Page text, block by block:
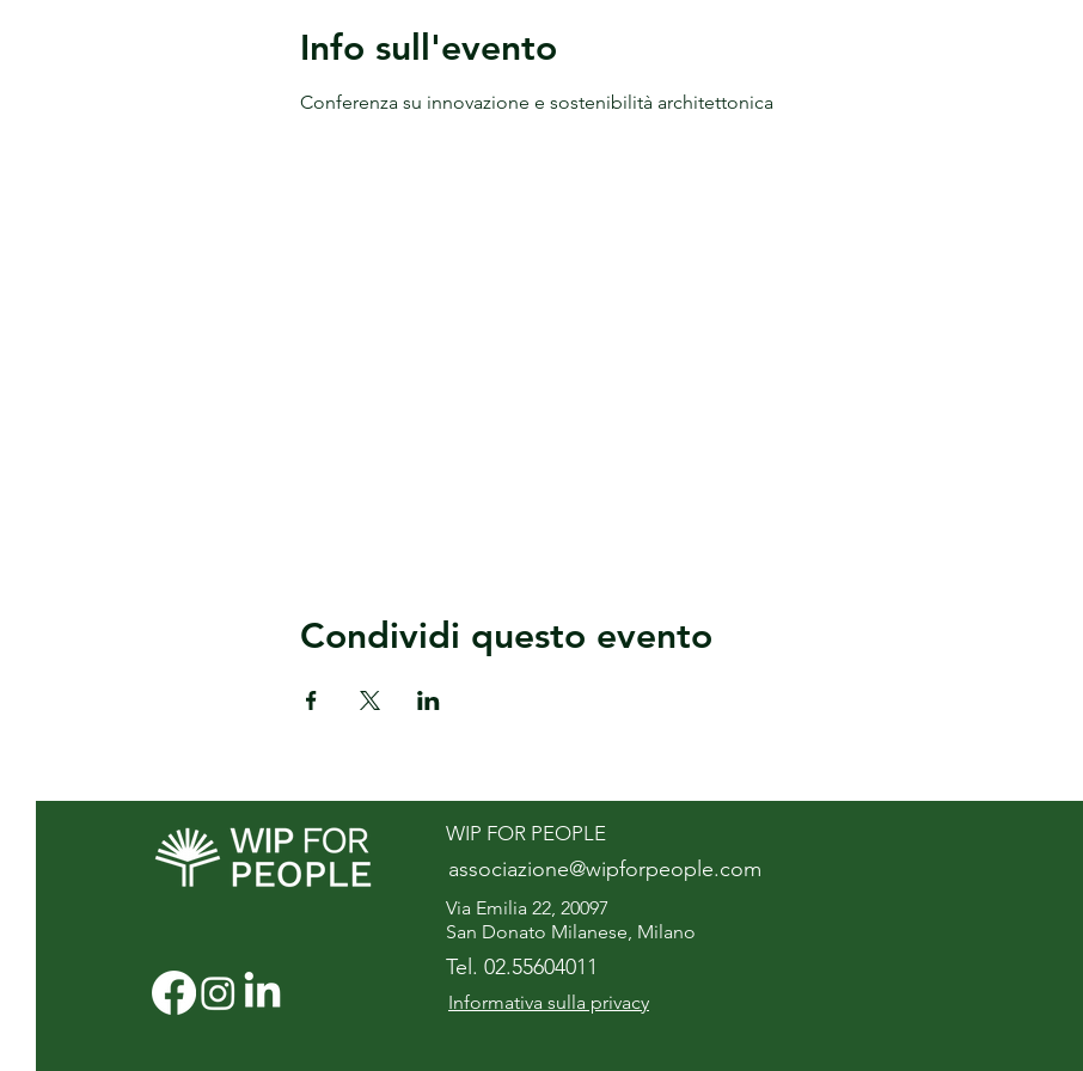
Info sull'evento
Conferenza su innovazione e sostenibilità architettonica
Condividi questo evento
WIP FOR PEOPLE
associazione@wipforpeople.com
Via Emilia 22, 20097
San Donato Milanese, Milano
Tel. 02.55604011
Informativa sulla privacy